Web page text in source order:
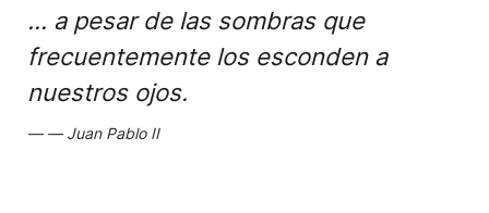
... a pesar de las sombras que
frecuentemente los esconden a
nuestros ojos.
Juan Pablo II